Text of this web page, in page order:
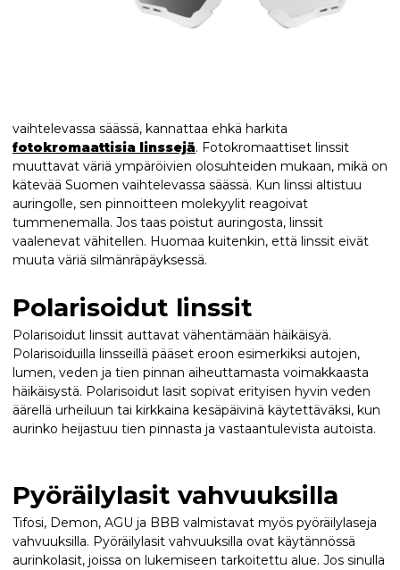
vaihtelevassa säässä, kannattaa ehkä harkita
fotokromaattisia linssejä. Fotokromaattiset linssit
muuttavat väriä ympäröivien olosuhteiden mukaan, mikä on
kätevää Suomen vaihtelevassa säässä. Kun linssi altistuu
auringolle, sen pinnoitteen molekyylit reagoivat
tummenemalla. Jos taas poistut auringosta, linssit
vaalenevat vähitellen. Huomaa kuitenkin, että linssit eivät
muuta väriä silmänräpäyksessä.
Polarisoidut linssit
Polarisoidut linssit auttavat vähentämään häikäisyä.
Polarisoiduilla linsseillä pääset eroon esimerkiksi autojen,
lumen, veden ja tien pinnan aiheuttamasta voimakkaasta
häikäisystä. Polarisoidut lasit sopivat erityisen hyvin veden
äärellä urheiluun tai kirkkaina kesäpäivinä käytettäväksi, kun
aurinko heijastuu tien pinnasta ja vastaantulevista autoista.
Pyöräilylasit vahvuuksilla
Tifosi, Demon, AGU ja BBB valmistavat myös pyöräilylaseja
vahvuuksilla. Pyöräilylasit vahvuuksilla ovat käytännössä
aurinkolasit, joissa on lukemiseen tarkoitettu alue. Jos sinulla